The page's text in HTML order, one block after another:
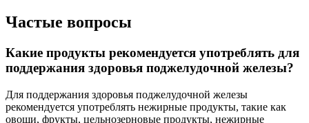
Частые вопросы
Какие продукты рекомендуется употреблять для
поддержания здоровья поджелудочной железы?
Для поддержания здоровья поджелудочной железы
рекомендуется употреблять нежирные продукты, такие как
овощи, фрукты, цельнозерновые продукты, нежирные